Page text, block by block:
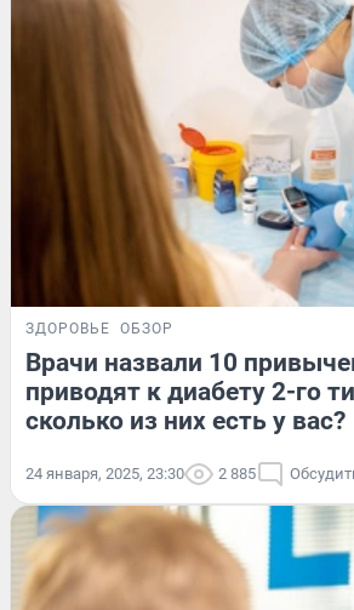
ЗДОРОВЬЕ ОБЗОР
Врачи назвали 10
приводят к диабету 2-го
сколько из них есть у вас?
24 января, 2025, 23:30 2 885